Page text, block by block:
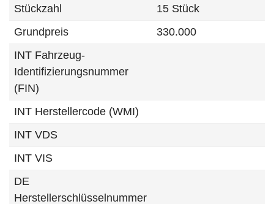
Stückzahl
15 Stück
Grundpreis
330.000
INT Fahrzeug-
Identifizierungsnummer
(FIN)
INT Herstellercode (WMI)
INT VDS
INT VIS
DE
Herstellerschlüsselnummer